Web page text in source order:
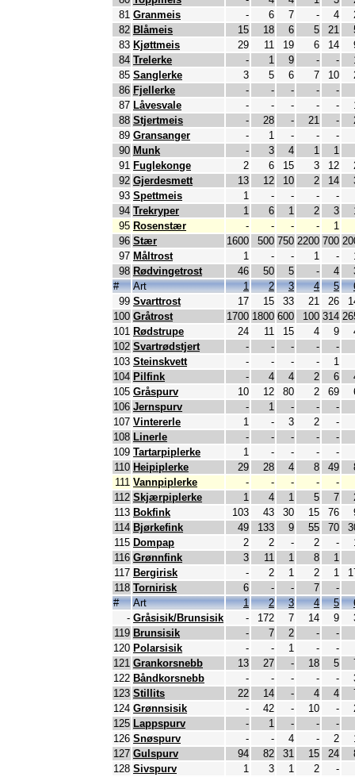
81 Granmeis - 6 7 - 4
82 Blåmeis 15 18 6 5 21
83 Kjøttmeis 29 11 19 6 14
84 Trelerke - 1 9 - -
85 Sanglerke 3 5 6 7 10
86 Fjellerke - - - -
-
87 Låvesvale - - - - -
88 Stjertmeis - 28 - 21 -
89 Gransanger - 1 - -
-
90 Munk - 3 4 1
1
91 Fuglekonge 2 6 15 3 12
92 Gjerdesmett 13 12 10 2 14
93 Spettmeis 1 - - -
-
94 Trekryper 1 6 1 2 3
95 Rosenstær - - - -
1
96 Stær 1600 500 750 2200 700
97 Måltrost 1 - - 1 -
98 Rødvingetrost 46 50 5 - 4
#
Art 1 2 3 4 5
99 Svarttrost 17 15 33 21 26
100 Gråtrost 1700 1800 600 100 314
101 Rødstrupe 24 11 15 4 9
102 Svartrødstjert - - - -
-
103 Steinskvett - - - -
1
104 Pilfink - 4 4 2 6
105 Gråspurv 10 12 80 2 69
106 Jernspurv - 1 - -
-
107 Vintererle 1 - 3 2
-
108 Linerle - - - -
-
109 Tartarpiplerke 1 - - -
-
110 Heipiplerke 29 28 4 8 49
111 Vannpiplerke - - - -
-
112 Skjærpiplerke 1 4 1 5 7
113 Bokfink 103 43 30 15 76
114 Bjørkefink 49 133 9 55 70
115 Dompap 2 2 - 2 -
116 Grønnfink 3 11 1 8
1
117 Bergirisk - 2 1 2 1
118 Tornirisk 6 - - 7
-
#
Art 1 2 3 4 5
- Gråsisik/Brunsisik - 172 7 14 9
119 Brunsisik - 7 2 -
-
120 Polarsisik - - 1 -
-
121 Grankorsnebb 13 27 - 18 5
122 Båndkorsnebb - - - - -
123 Stillits 22 14 - 4 4
124 Grønnsisik - 42 - 10 -
125 Lappspurv - 1 - -
-
126 Snøspurv - - 4 - 2
127 Gulspurv 94 82 31 15 24
128 Sivspurv 1 3 1 2
-